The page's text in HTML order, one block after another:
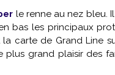
le renne au nez bleu.
bas les principaux
carte de Grand Line
plus grand plaisir des